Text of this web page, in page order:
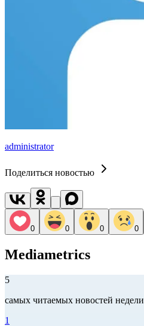
administrator
Поделиться новостью
0 0 0 0
Mediametrics
5
самых читаемых новостей недели
1